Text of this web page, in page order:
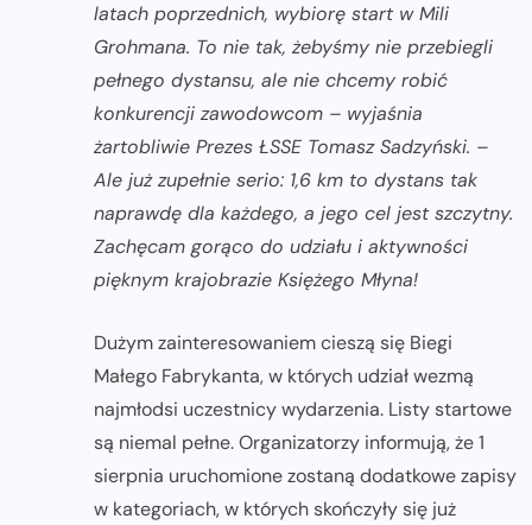
latach poprzednich, wybiorę start w Mili
Grohmana. To nie tak, żebyśmy nie przebiegli
pełnego dystansu, ale nie chcemy robić
konkurencji zawodowcom – wyjaśnia
żartobliwie Prezes ŁSSE Tomasz Sadzyński. –
Ale już zupełnie serio: 1,6 km to dystans tak
naprawdę dla każdego, a jego cel jest szczytny.
Zachęcam gorąco do udziału i aktywności
pięknym krajobrazie Księżego Młyna!
Dużym zainteresowaniem cieszą się Biegi
Małego Fabrykanta, w których udział wezmą
najmłodsi uczestnicy wydarzenia. Listy startowe
są niemal pełne. Organizatorzy informują, że 1
sierpnia uruchomione zostaną dodatkowe zapisy
w kategoriach, w których skończyły się już